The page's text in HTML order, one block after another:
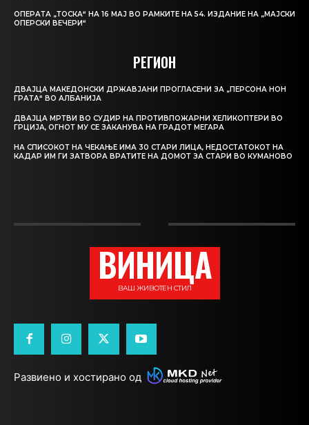
ОПЕРАТА „ТОСКА“ НА 16 МАЈ ВО РАМКИТЕ НА 54. ИЗДАНИЕ НА „МАЈСКИ
ОПЕРСКИ ВЕЧЕРИ“
РЕГИОН
ДВАЈЦА МАКЕДОНСКИ ДРЖАВЈАНИ ПРОГЛАСЕНИ ЗА „ПЕРСОНА НОН
ГРАТА“ ВО АЛБАНИЈА
ДВАЈЦА МРТВИ ВО СУДИР НА ПРОТИВПОЖАРНИ ХЕЛИКОПТЕРИ ВО
ГРЦИЈА, ОГНОТ МУ СЕ ЗАКАНУВА НА ГРАДОТ МЕГАРА
НА СПИСОКОТ НА ЧЕКАЊЕ ИМА 30 СТАРИ ЛИЦА, НЕДОСТАТОКОТ НА
КАДАР ИМ ГИ ЗАТВОРА ВРАТИТЕ НА ДОМОТ ЗА СТАРИ ВО КУМАНОВО
ВИНИЦА
ВАШ ЖИВОТЕН СТИЛ
Развиено и хостирано од